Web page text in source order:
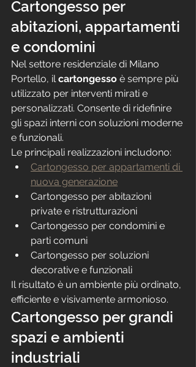
Cartongesso per
abitazioni, appartamenti
e condomini
Nel settore residenziale di Milano
Portello, il cartongesso è sempre più
utilizzato per interventi mirati e
personalizzati. Consente di ridefinire
gli spazi interni con soluzioni moderne
e funzionali.
Le principali realizzazioni includono:
Cartongesso per appartamenti di
nuova generazione
Cartongesso per abitazioni
private e ristrutturazioni
Cartongesso per condomini e
parti comuni
Cartongesso per soluzioni
decorative e funzionali
Il risultato è un ambiente più ordinato,
efficiente e visivamente armonioso.
Cartongesso per grandi
spazi e ambienti
industriali